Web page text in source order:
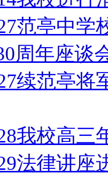
范亭中
周年座谈
续范亭将
我校高
法律讲座